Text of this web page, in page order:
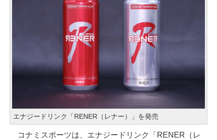
エナジードリンク「RENER（レナー）」を発売
コナミスポーツは、エナジードリンク「RENER（レ